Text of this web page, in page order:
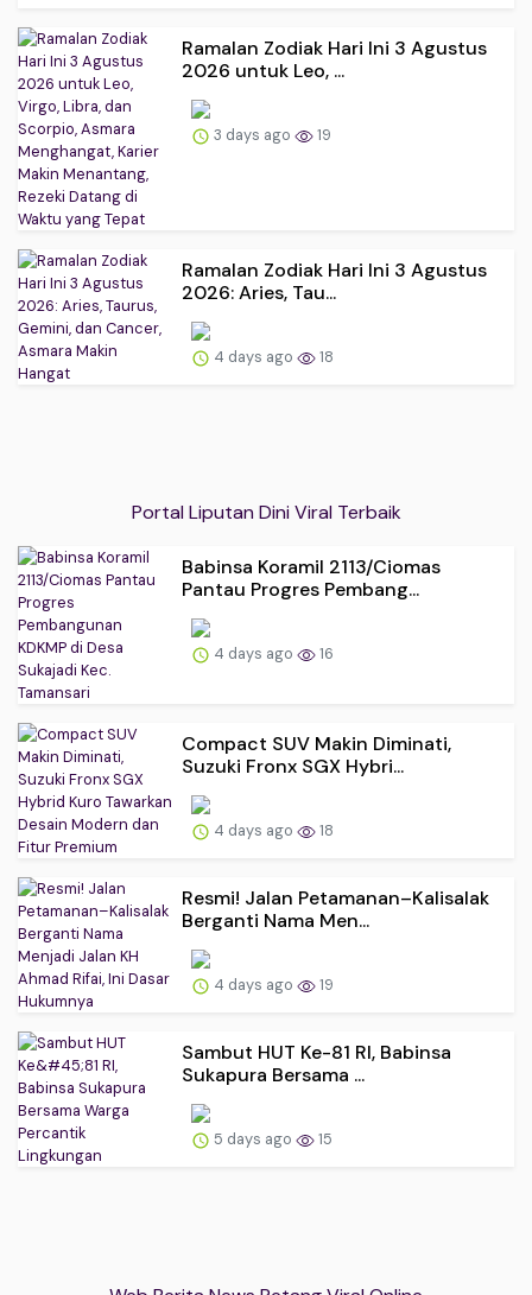
Ramalan Zodiak Hari Ini 3 Agustus
2026 untuk Leo, ...
3 days ago 19
Ramalan Zodiak Hari Ini 3 Agustus
2026: Aries, Tau...
4 days ago 18
Portal Liputan Dini Viral Terbaik
Babinsa Koramil 2113/Ciomas
Pantau Progres Pembang...
4 days ago 16
Compact SUV Makin Diminati,
Suzuki Fronx SGX Hybri...
4 days ago 18
Resmi! Jalan Petamanan–Kalisalak
Berganti Nama Men...
4 days ago 19
Sambut HUT Ke-81 RI, Babinsa
Sukapura Bersama ...
5 days ago 15